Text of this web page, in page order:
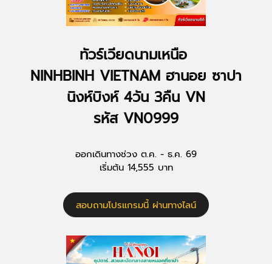
ทัวร์เวียดนามเหนือ
NINHBINH VIETNAM ฮานอย ซาปา
นิงห์บิงห์ 4วัน 3คืน VN
รหัส VN0999
ออกเดินทางช่วง ต.ค. - ธ.ค. 69
เริ่มต้น 14,555 บาท
สอบถามโปรแกรมนี้ ผ่านทางไลน์